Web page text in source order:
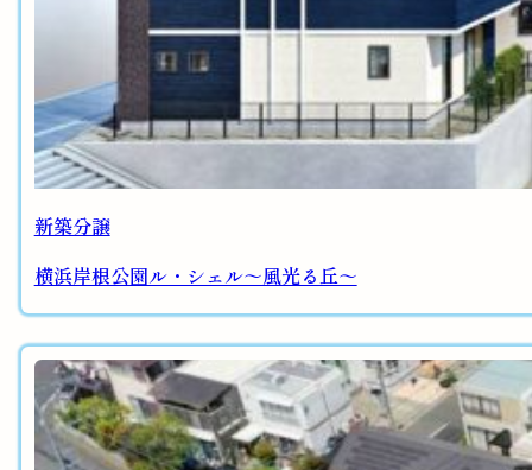
新築分譲
横浜岸根公園ル・シェル～風光る丘～